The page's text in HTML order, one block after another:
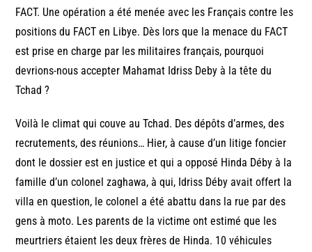
FACT. Une opération a été menée avec les Français contre les
positions du FACT en Libye. Dès lors que la menace du FACT
est prise en charge par les militaires français, pourquoi
devrions-nous accepter Mahamat Idriss Deby à la tête du
Tchad ?
Voilà le climat qui couve au Tchad. Des dépôts d’armes, des
recrutements, des réunions… Hier, à cause d’un litige foncier
dont le dossier est en justice et qui a opposé Hinda Déby à la
famille d’un colonel zaghawa, à qui, Idriss Déby avait offert la
villa en question, le colonel a été abattu dans la rue par des
gens à moto. Les parents de la victime ont estimé que les
meurtriers étaient les deux frères de Hinda. 10 véhicules